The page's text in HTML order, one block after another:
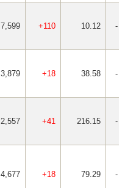
7,599 +110 10.12 -
3,879 +18 38.58 -
2,557 +41 216.15 -
4,677 +18 79.29 -